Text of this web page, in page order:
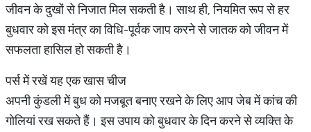
जीवन के दुखों से निजात मिल सकती है। साथ ही, नियमित रूप से हर
बुधवार को इस मंत्र का विधि-पूर्वक जाप करने से जातक को जीवन में
सफलता हासिल हो सकती है।
पर्स में रखें यह एक खास चीज
अपनी कुंडली में बुध को मजबूत बनाए रखने के लिए आप जेब में कांच की
गोलियां रख सकते हैं। इस उपाय को बुधवार के दिन करने से व्यक्ति के